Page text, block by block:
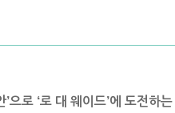
’으로 ‘로 대 웨이드’에 도전하